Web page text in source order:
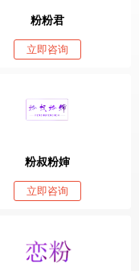
粉粉君
立即咨询
粉叔粉婶
立即咨询